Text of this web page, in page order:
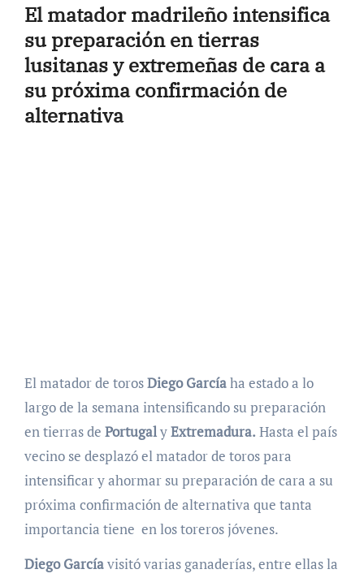
El matador madrileño intensifica
su preparación en tierras
lusitanas y extremeñas de cara a
su próxima confirmación de
alternativa
El matador de torosDiego Garcíaha estado a lo
largo de la semana intensificando su preparación
en tierras de PortugalyExtremadura. Hasta el país
vecino se desplazó el matador de toros para
intensificar y ahormar su preparación de cara a su
próxima confirmación de alternativa que tanta
importancia tiene en los toreros jóvenes.
Diego Garcíavisitó varias ganaderías, entre ellas la